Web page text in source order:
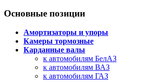
Основные позиции
Амортизаторы и упоры
Камеры тормозные
Карданные валы
к автомобилям БелАЗ
к автомобилям ВАЗ
к автомобилям ГАЗ